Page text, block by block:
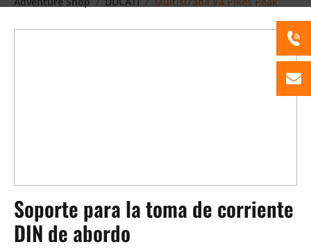
Soporte para la toma de corriente
DIN de abordo